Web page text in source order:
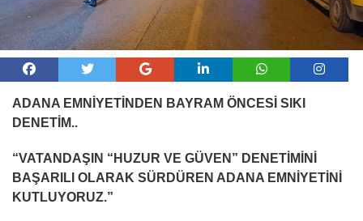
ADANA EMNİYETİNDEN BAYRAM ÖNCESİ SIKI
DENETİM..
“VATANDAŞIN “HUZUR VE GÜVEN” DENETİMİNİ
BAŞARILI OLARAK SÜRDÜREN ADANA EMNİYETİNİ
KUTLUYORUZ.”